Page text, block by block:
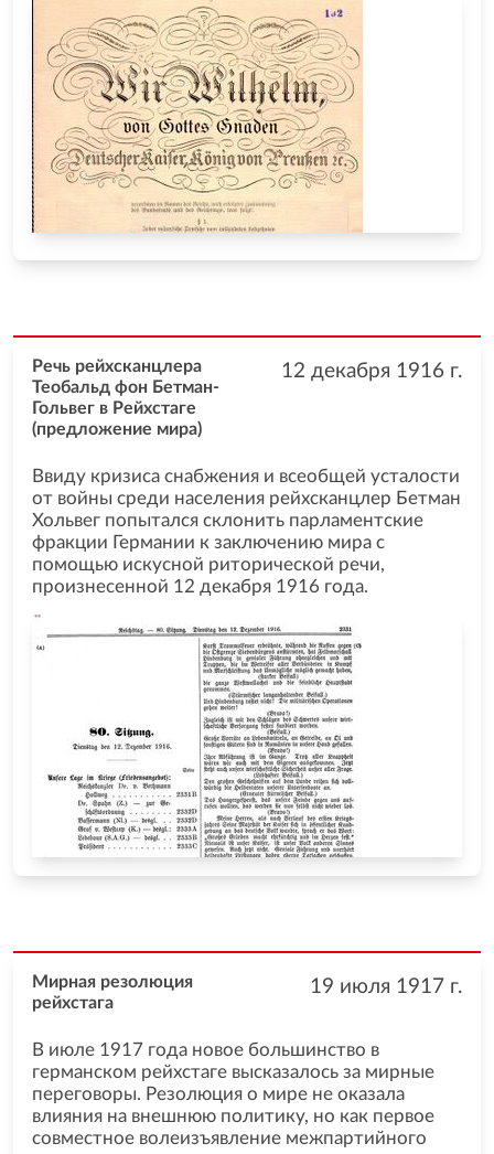
12 декабря 1916 г.
Речь рейхсканцлера
Теобальд фон Бетман-
Гольвег в Рейхстаге
(предложение мира)
Ввиду кризиса снабжения и всеобщей усталости
от войны среди населения рейхсканцлер Бетман
Хольвег попытался склонить парламентские
фракции Германии к заключению мира с
помощью искусной риторической речи,
произнесенной 12 декабря 1916 года.
19 июля 1917 г.
Мирная резолюция
рейхстага
В июле 1917 года новое большинство в
германском рейхстаге высказалось за мирные
переговоры. Резолюция о мире не оказала
влияния на внешнюю политику, но как первое
совместное волеизъявление межпартийного